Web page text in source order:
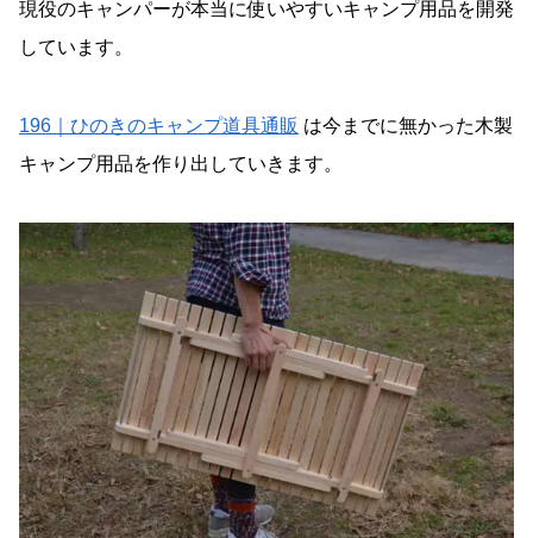
現役のキャンパーが本当に使いやすいキャンプ用品を開発
しています。
196｜ひのきのキャンプ道具通販 は今までに無かった木製
キャンプ用品を作り出していきます。